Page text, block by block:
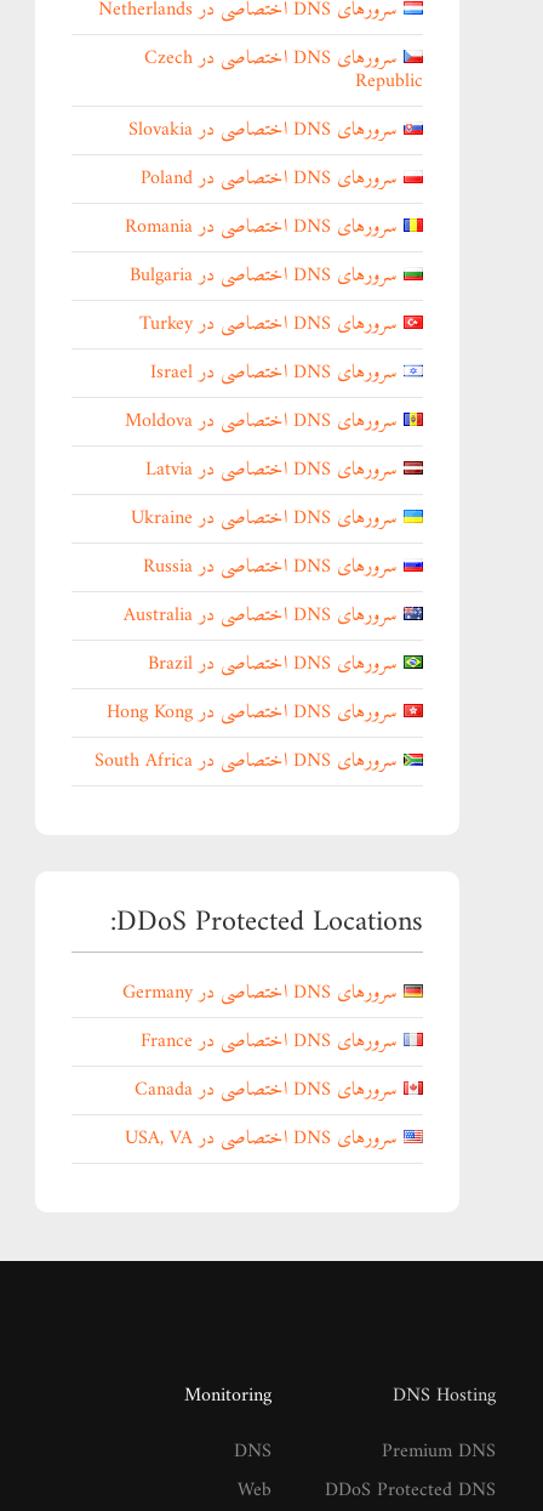
سرورهای DNS اختصاصی در Netherlands
سرورهای DNS اختصاصی در Czech
Republic
سرورهای DNS اختصاصی در Slovakia
سرورهای DNS اختصاصی در Poland
سرورهای DNS اختصاصی در Romania
سرورهای DNS اختصاصی در Bulgaria
سرورهای DNS اختصاصی در Turkey
سرورهای DNS اختصاصی در Israel
سرورهای DNS اختصاصی در Moldova
سرورهای DNS اختصاصی در Latvia
سرورهای DNS اختصاصی در Ukraine
سرورهای DNS اختصاصی در Russia
سرورهای DNS اختصاصی در Australia
سرورهای DNS اختصاصی در Brazil
سرورهای DNS اختصاصی در Hong Kong
سرورهای DNS اختصاصی در South Africa
DDoS Protected Locations:
سرورهای DNS اختصاصی در Germany
سرورهای DNS اختصاصی در France
سرورهای DNS اختصاصی در Canada
سرورهای DNS اختصاصی در USA, VA
DNS Hosting
Premium DNS
DDoS Protected DNS
Monitoring
DNS
Web